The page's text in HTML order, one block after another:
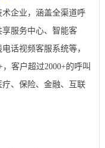
企业，涵盖全渠道呼
服务中心、智能客
话视频客服系统等，
客户超过2000+的呼叫
、保险、金融、互联